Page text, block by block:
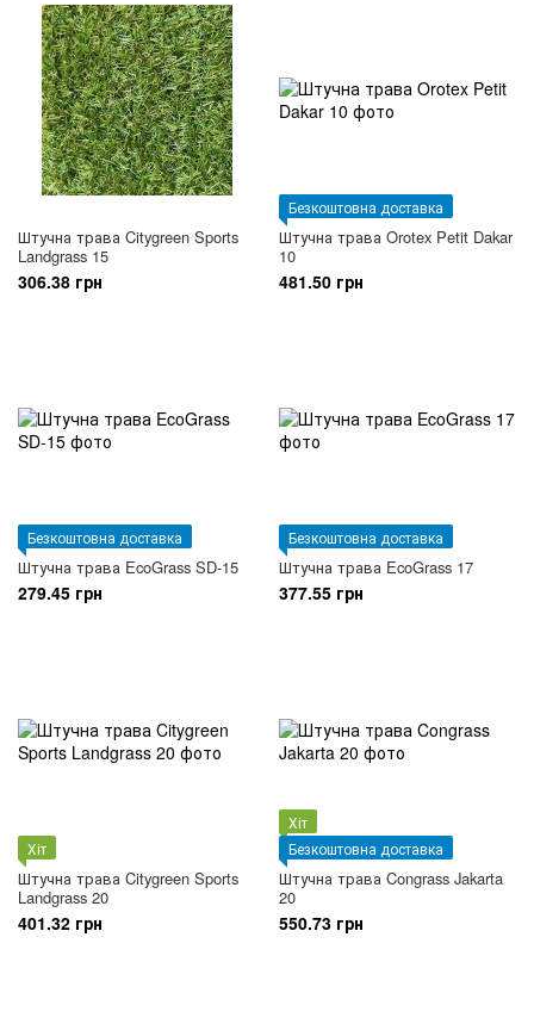
Штучна трава Citygreen Sports
Landgrass 15
306.38 грн
Безкоштовна доставка
Штучна трава Orotex Petit Dakar
10
481.50 грн
Безкоштовна доставка
Штучна трава EcoGrass SD-15
279.45 грн
Безкоштовна доставка
Штучна трава EcoGrass 17
377.55 грн
Хіт
Штучна трава Citygreen Sports
Landgrass 20
401.32 грн
Хіт
Безкоштовна доставка
Штучна трава Congrass Jakarta
20
550.73 грн